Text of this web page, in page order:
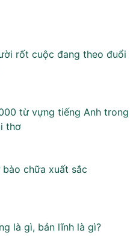
rốt cuộc đang theo đuổi
từ vựng tiếng Anh trong
thơ
bào chữa xuất sắc
là gì, bản lĩnh là gì?